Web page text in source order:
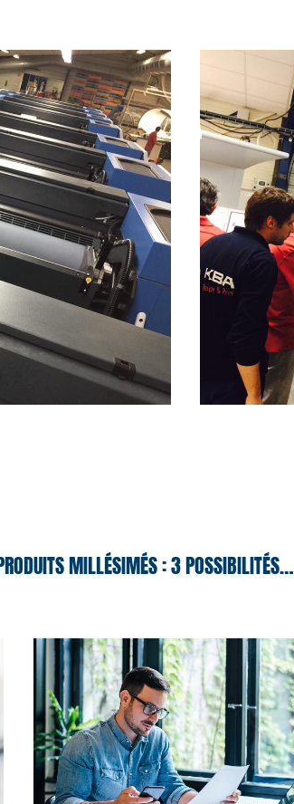
MILLÉSIMÉS : 3 POSSIBILITÉS…